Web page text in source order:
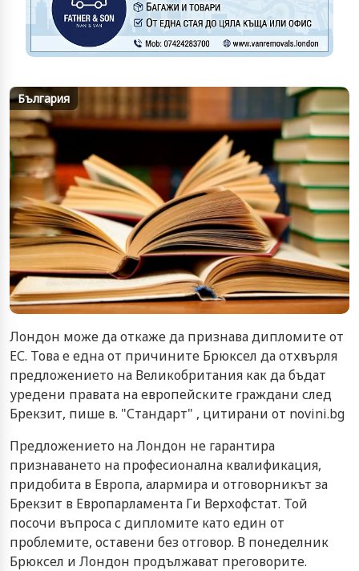
България
Лондон може да откаже да признава дипломите от
ЕС. Това е една от причините Брюксел да отхвърля
предложението на Великобритания как да бъдат
уредени правата на европейските граждани след
Брекзит, пише в. "Стандарт" , цитирани от novini.bg
Предложението на Лондон не гарантира
признаването на професионална квалификация,
придобита в Европа, алармира и отговорникът за
Брекзит в Европарламента Ги Верхофстат. Той
посочи въпроса с дипломите като един от
проблемите, оставени без отговор. В понеделник
Брюксел и Лондон продължават преговорите.